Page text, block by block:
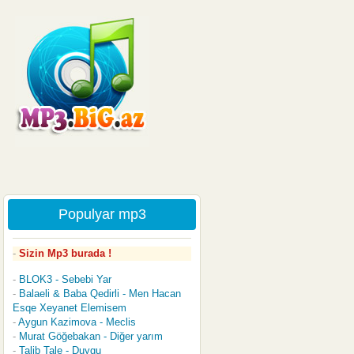
Populyar mp3
Sizin Mp3 burada !
BLOK3 - Sebebi Yar
Balaeli & Baba Qedirli - Men Hacan
Esqe Xeyanet Elemisem
Aygun Kazimova - Meclis
Murat Göğebakan - Diğer yarım
Talib Tale - Duygu